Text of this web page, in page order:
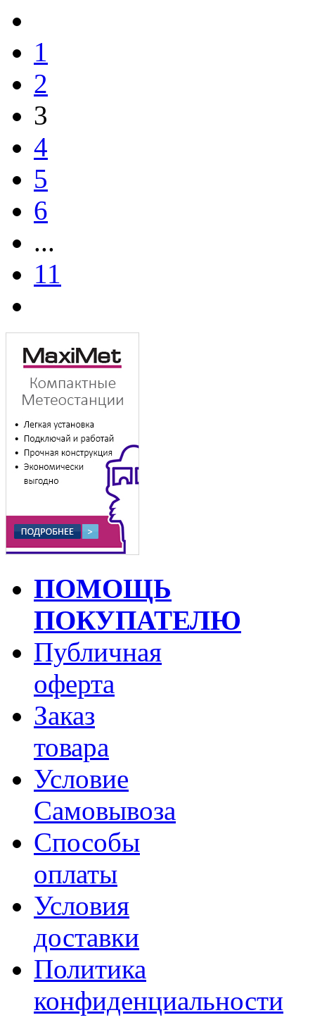
1
2
3
4
5
6
...
11
ПОМОЩЬ
ПОКУПАТЕЛЮ
Публичная
оферта
Заказ
товара
Условие
Самовывоза
Способы
оплаты
Условия
доставки
Политика
конфиденциальности